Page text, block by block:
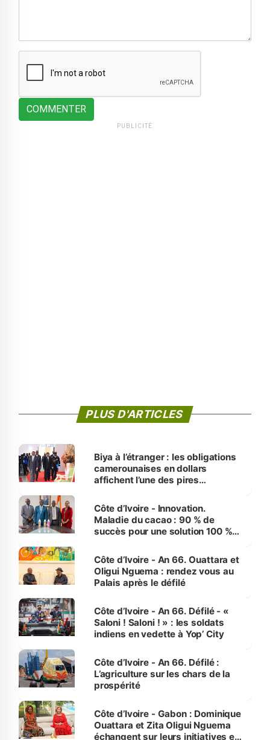
COMMENTER
PUBLICITÉ
PLUS D'ARTICLES
Biya à l’étranger : les obligations
camerounaises en dollars
affichent l’une des pires
Côte d’Ivoire - Innovation.
Maladie du cacao : 90 % de
succès pour une solution 100 %
Côte d’Ivoire - An 66. Ouattara et
Oligui Nguema : rendez vous au
Palais après le défilé
Côte d’Ivoire - An 66. Défilé - «
Saloni ! Saloni ! » : les soldats
indiens en vedette à Yop’ City
Côte d’Ivoire - An 66. Défilé :
L’agriculture sur les chars de la
prospérité
Côte d’Ivoire - Gabon : Dominique
Ouattara et Zita Oligui Nguema
échangent sur leurs initiatives en